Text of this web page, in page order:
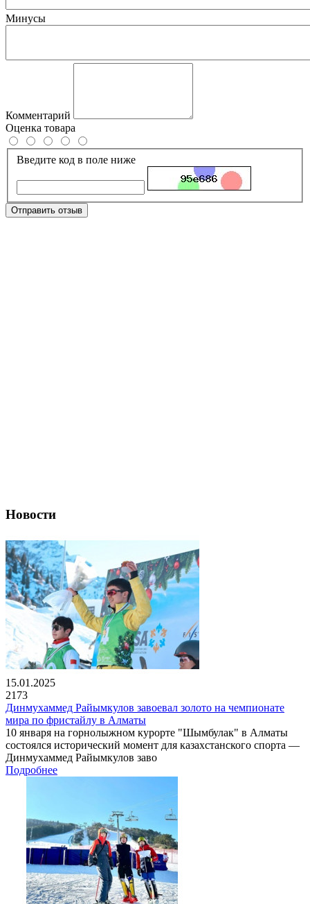
Минусы
Комментарий
Оценка товара
Введите код в поле ниже
Отправить отзыв
Новости
15.01.2025
2173
Динмухаммед Райымкулов завоевал золото на чемпионате
мира по фристайлу в Алматы
10 января на горнолыжном курорте "Шымбулак" в Алматы
состоялся исторический момент для казахстанского спорта —
Динмухаммед Райымкулов заво
Подробнее